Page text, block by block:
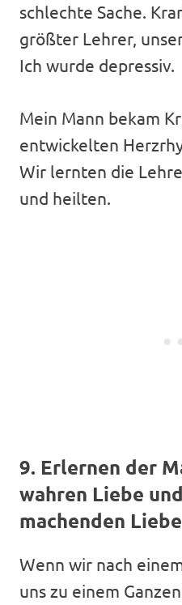
schlechte Sache.
größter Lehrer,
Ich wurde depressiv.
Mein Mann bekam
entwickelten
Wir lernten die
und heilten.
9. Erlernen der
wahren Liebe
machenden Liebe
Wenn wir nach
uns zu einem